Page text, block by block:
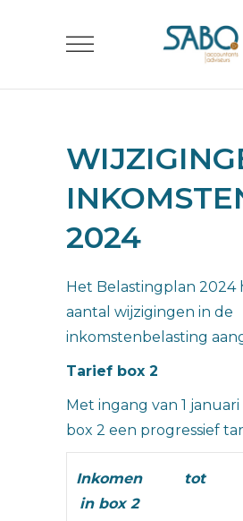
2024
Het Belastingplan 2024
aantal wijzigingen in de
inkomstenbelasting
Tarief box 2
Met ingang van 1
box 2 een progressief
Inkomen
in box 2
tot